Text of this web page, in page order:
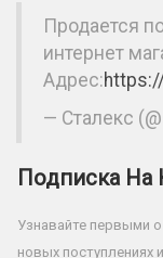
Продается
интернет
Адрес:
— Сталекс
Подписка На
Узнавайте первыми
новых поступлениях